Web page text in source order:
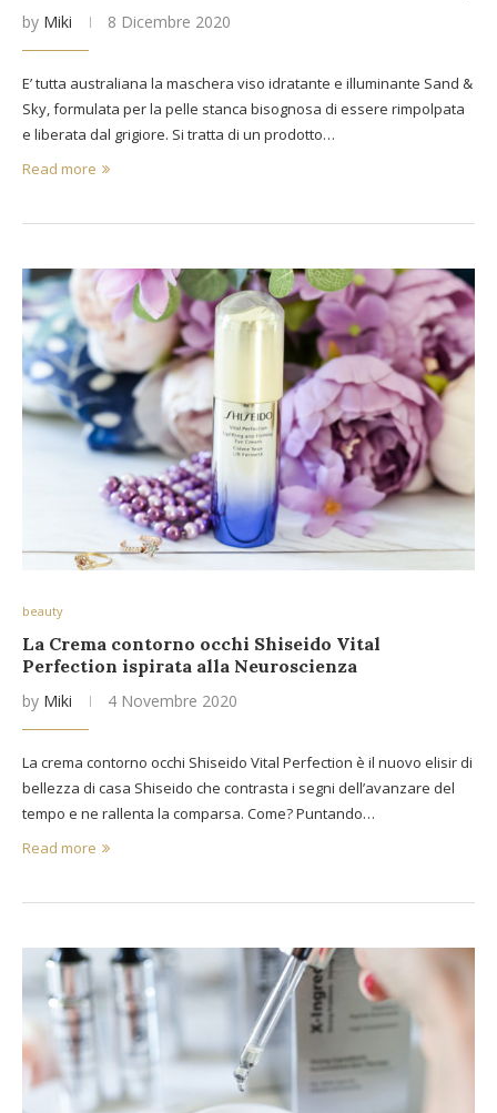
by Miki 8 Dicembre 2020
E’ tutta australiana la maschera viso idratante e illuminante Sand &
Sky, formulata per la pelle stanca bisognosa di essere rimpolpata
e liberata dal grigiore. Si tratta di un prodotto…
Read more
beauty
La Crema contorno occhi Shiseido Vital
Perfection ispirata alla Neuroscienza
by Miki 4 Novembre 2020
La crema contorno occhi Shiseido Vital Perfection è il nuovo elisir di
bellezza di casa Shiseido che contrasta i segni dell’avanzare del
tempo e ne rallenta la comparsa. Come? Puntando…
Read more